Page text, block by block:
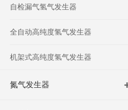
自检漏气氢气发生器
全自动高纯度氢气发生器
机架式高纯度氢气发生器
氮气发生器